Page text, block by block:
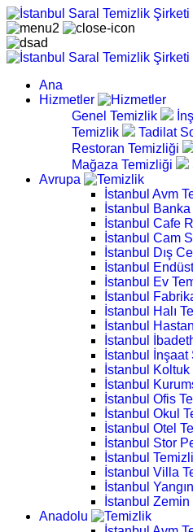
Ana
Hizmetler
Genel Temizlik
Temizlik
Tadilat
Restoran Temizliği
Mağaza Temizliği
Avrupa
İstanbul Avm
İstanbul
İstanbul Cafe
İstanbul Cam
İstanbul Dış
İstanbul
İstanbul Ev
İstanbul
İstanbul Halı
İstanbul
İstanbul
İstanbul İnşaat
İstanbul
İstanbul
İstanbul Ofis
İstanbul Okul
İstanbul Otel
İstanbul Stor
İstanbul
İstanbul Villa
İstanbul
İstanbul
Anadolu